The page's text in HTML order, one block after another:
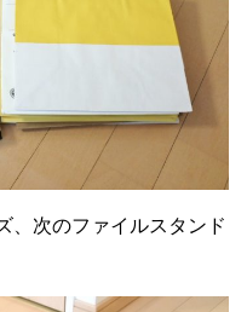
、次のファイルスタンド